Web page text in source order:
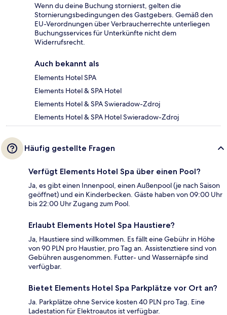
Wenn du deine Buchung stornierst, gelten die
Stornierungsbedingungen des Gastgebers. Gemäß den
EU-Verordnungen über Verbraucherrechte unterliegen
Buchungsservices für Unterkünfte nicht dem
Widerrufsrecht.
Auch bekannt als
Elements Hotel SPA
Elements Hotel & SPA Hotel
Elements Hotel & SPA Swieradow-Zdroj
Elements Hotel & SPA Hotel Swieradow-Zdroj
Häufig gestellte Fragen
Verfügt Elements Hotel Spa über einen Pool?
Ja, es gibt einen Innenpool, einen Außenpool (je nach Saison
geöffnet) und ein Kinderbecken. Gäste haben von 09:00 Uhr
bis 22:00 Uhr Zugang zum Pool.
Erlaubt Elements Hotel Spa Haustiere?
Ja, Haustiere sind willkommen. Es fällt eine Gebühr in Höhe
von 90 PLN pro Haustier, pro Tag an. Assistenztiere sind von
Gebühren ausgenommen. Futter- und Wassernäpfe sind
verfügbar.
Bietet Elements Hotel Spa Parkplätze vor Ort an?
Ja. Parkplätze ohne Service kosten 40 PLN pro Tag. Eine
Ladestation für Elektroautos ist verfügbar.